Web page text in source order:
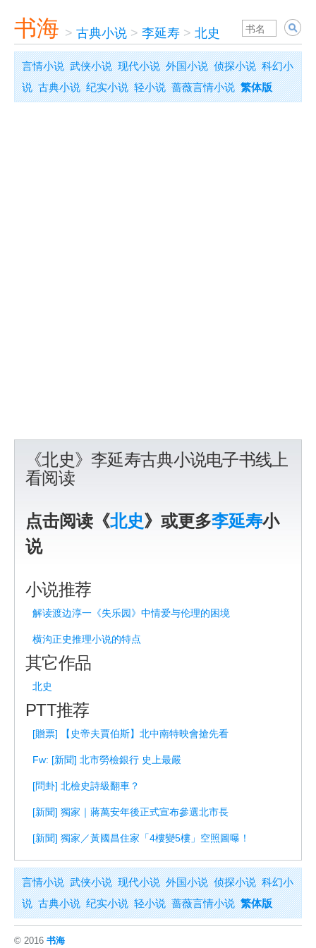
书海 > 古典小说 > 李延寿 > 北史
言情小说 武侠小说 现代小说 外国小说 侦探小说 科幻小
说 古典小说 纪实小说 轻小说 蔷薇言情小说 繁体版
《北史》李延寿古典小说电子书线上
看阅读
点击阅读《北史》或更多李延寿小
说
小说推荐
解读渡边淳一《失乐园》中情爱与伦理的困境
横沟正史推理小说的特点
其它作品
北史
PTT推荐
[贈票] 【史帝夫賈伯斯】北中南特映會搶先看
Fw: [新聞] 北市勞檢銀行 史上最嚴
[問卦] 北檢史詩級翻車？
[新聞] 獨家｜蔣萬安年後正式宣布參選北市長
[新聞] 獨家／黃國昌住家「4樓變5樓」空照圖曝！
言情小说 武侠小说 现代小说 外国小说 侦探小说 科幻小
说 古典小说 纪实小说 轻小说 蔷薇言情小说 繁体版
© 2016 书海